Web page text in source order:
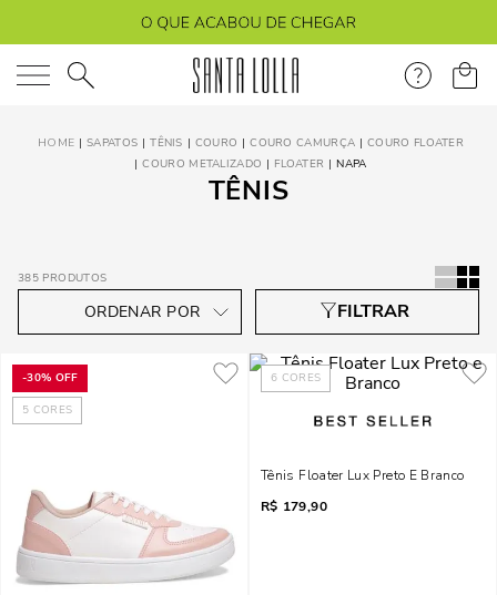
O que você está procurando?
SAPATOS TÊNIS COURO COURO CAMURÇA
COURO FLOATER
COURO METALIZADO
FLOATER NAPA
TÊNIS
385 PRODUTOS
-30% OFF
5 CORES
6 CORES
Tênis Floater Lux Preto E Branco
R$ 179,90